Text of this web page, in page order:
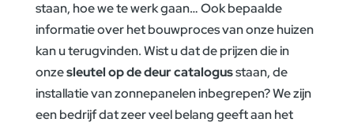
staan, hoe we te werk gaan… Ook bepaalde
informatie over het bouwproces van onze huizen
kan u terugvinden. Wist u dat de prijzen die in
onzesleutel op de deur catalogusstaan, de
installatie van zonnepanelen inbegrepen? We zijn
een bedrijf dat zeer veel belang geeft aan het